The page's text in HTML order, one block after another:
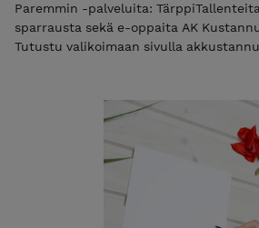
Paremmin -palveluita:
sparrausta sekä e-oppaita AK Kustannuksen Kaupasta.
Tutustu valikoimaan sivulla